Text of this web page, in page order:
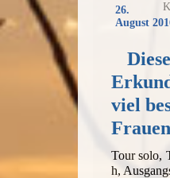
26.
August
Diese
viel
Tour solo,
h,